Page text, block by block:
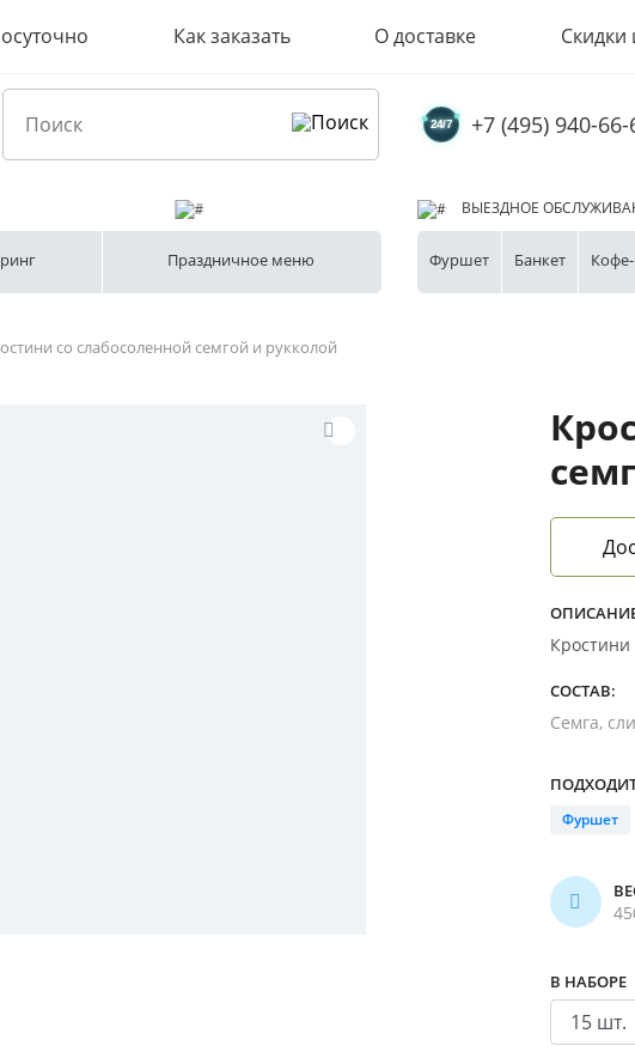
Как заказать О доставке Скидки
+7 (495) 940-66-
Праздничное меню
ВЫЕЗДНОЕ
Фуршет Банкет
со слабосоленной семгой и рукколой
Кростини
СОСТАВ:
Семга,
Фуршет
В НАБОРЕ